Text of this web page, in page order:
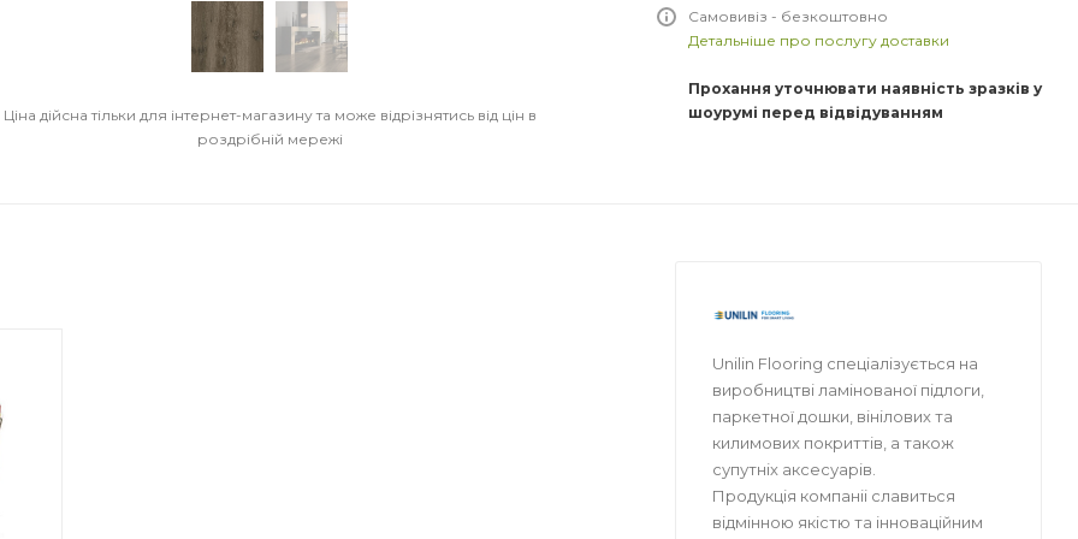
Ціна дійсна тільки для інтернет-магазину та може відрізнятись від цін в
роздрібній мережі
Самовивіз - безкоштовно
Детальніше про послугу доставки
Прохання уточнювати наявність зразків у
шоурумі перед відвідуванням
Unilin Flooring спеціалізується на
виробництві ламінованої підлоги,
паркетної дошки, вінілових та
килимових покриттів, а також
супутніх аксесуарів.
Продукція компаніі славиться
відмінною якістю та інноваційним